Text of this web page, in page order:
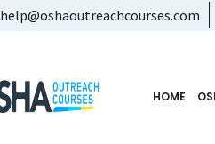
help@oshaoutreachcourses.com
HOME